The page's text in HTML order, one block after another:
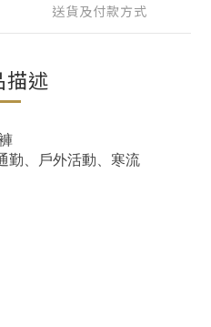
送貨及付款方式
描述
勤、戶外活動、寒流